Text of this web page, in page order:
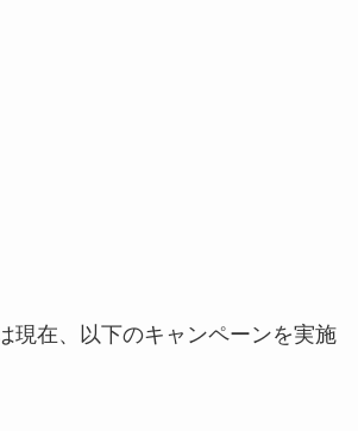
現在、以下のキャンペーンを実施